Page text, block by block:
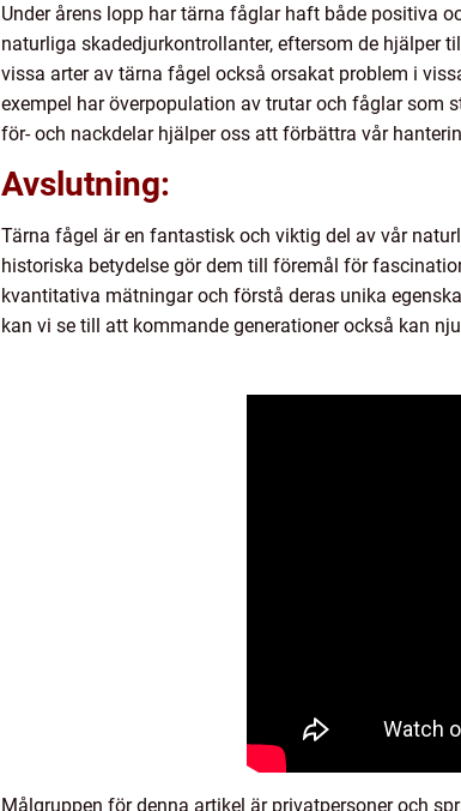
Under årens lopp har tärna fåglar haft både positiva
naturliga skadedjurkontrollanter, eftersom de hjälper
vissa arter av tärna fågel också orsakat problem i
exempel har överpopulation av trutar och fåglar som
för- och nackdelar hjälper oss att förbättra vår
Avslutning:
Tärna fågel är en fantastisk och viktig del av vår
historiska betydelse gör dem till föremål för
kvantitativa mätningar och förstå deras unika
kan vi se till att kommande generationer också kan
Målgruppen för denna artikel är privatpersoner och